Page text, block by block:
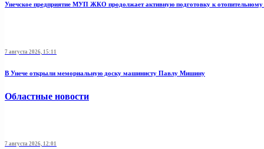
Унечское предприятие МУП ЖКО продолжает активную подготовку к отопительному
7 августа 2026, 15:11
В Унече открыли мемориальную доску машинисту Павлу Мишину
Областные новости
7 августа 2026, 12:01